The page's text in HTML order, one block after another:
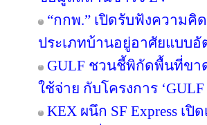
“กกพ.” เปิดรับฟังความ
ประเภทบ้านอยู่อาศัยแบบอั
GULF ชวนชี้พิกัดพื้นที่ขา
ใช้จ่าย กับโครงการ
KEX ผนึก SF Express เ